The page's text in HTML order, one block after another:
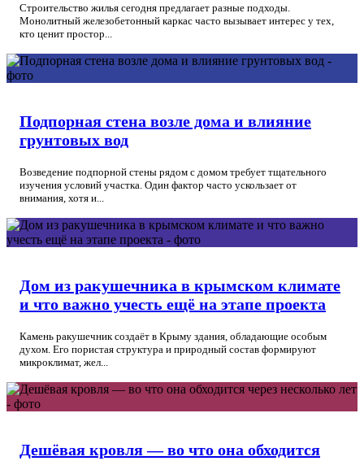
Строительство жилья сегодня предлагает разные подходы.
Монолитный железобетонный каркас часто вызывает интерес у тех,
кто ценит простор...
Подпорная стена возле дома и влияние
грунтовых вод
Возведение подпорной стены рядом с домом требует тщательного
изучения условий участка. Один фактор часто ускользает от
внимания, хотя и...
Дом из ракушечника в крымском климате
и что важно учесть ещё на этапе проекта
Камень ракушечник создаёт в Крыму здания, обладающие особым
духом. Его пористая структура и природный состав формируют
микроклимат, жел...
Дешёвая кровля — во что она обходится